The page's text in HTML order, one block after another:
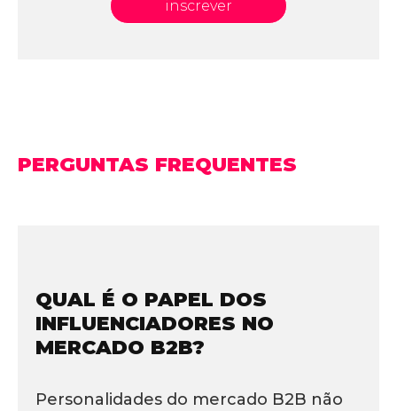
inscrever
PERGUNTAS FREQUENTES
QUAL É O PAPEL DOS
INFLUENCIADORES NO
MERCADO B2B?
Personalidades do mercado B2B não